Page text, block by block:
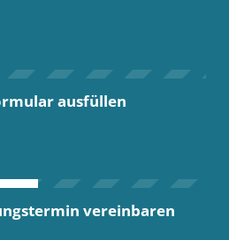
ausfüllen
vereinbaren